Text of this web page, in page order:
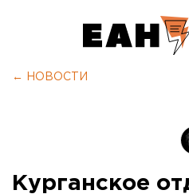
← НОВОСТИ
Курганское